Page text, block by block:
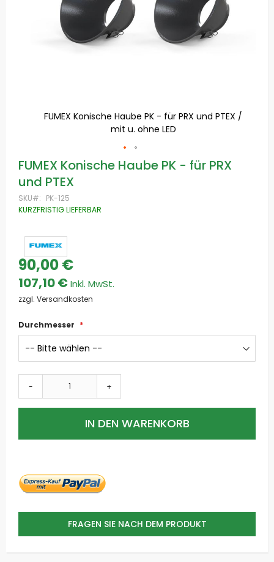
FUMEX Konische Haube PK - für PRX und PTEX /
mit u. ohne LED
Zum
Anfang
der
springen
FUMEX Konische Haube PK - für PRX
und PTEX
SKU
PK-125
KURZFRISTIG LIEFERBAR
107,10 €
90,00 €
zzgl. Versandkosten
Durchmesser
- +
IN DEN WARENKORB
FRAGEN SIE NACH DEM PRODUKT